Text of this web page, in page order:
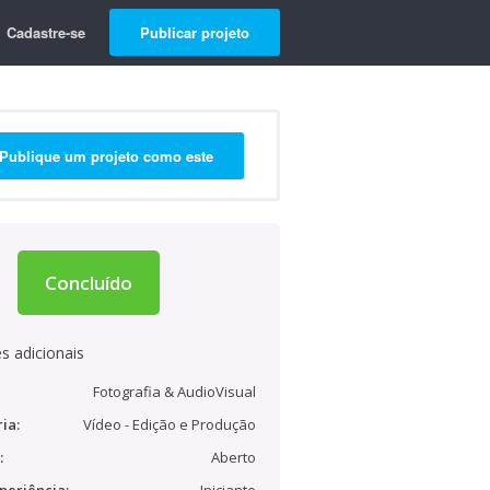
Cadastre-se Publicar projeto
Publique um projeto como este
Concluído
adicionais
Fotografia & AudioVisual
Vídeo - Edição e Produção
Aberto